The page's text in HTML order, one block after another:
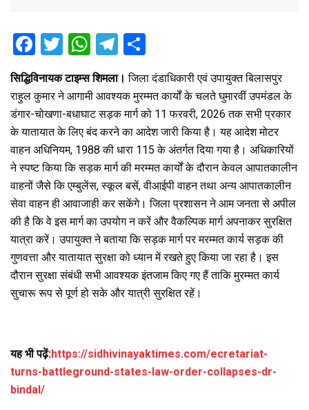
F
a
ce
b
o
o
k
T
tt
er
W
h
at
s
A
p
p
T
el
e
gr
a
m
h
ar
e
सिद्धिविनायक टाइम्स शिमला। जिला दंडाधिकारी एवं उपायुक्त बिलासपुर
राहुल कुमार ने आगामी आवश्यक मुरम्मत कार्यों के चलते घुमारवीं उपमंडल के
डंगार-चोखणा-बधाघाट सड़क मार्ग को 11 फरवरी, 2026 तक सभी प्रकार
के यातायात के लिए बंद करने का आदेश जारी किया है। यह आदेश मोटर
वाहन अधिनियम, 1988 की धारा 115 के अंतर्गत दिया गया है। अधिकारियों
ने स्पष्ट किया कि सड़क मार्ग की मरम्मत कार्यों के दौरान केवल आपातकालीन
वाहनों जैसे कि एम्बुलेंस, स्कूल बसें, वीआईपी वाहन तथा अन्य आपातकालीन
सेवा वाहन ही आवाजाही कर सकेंगे। जिला प्रशासन ने आम जनता से अपील
की है कि वे इस मार्ग का उपयोग न करें और वैकल्पिक मार्ग अपनाकर सुरक्षित
यात्रा करें। उपायुक्त ने बताया कि सड़क मार्ग पर मरम्मत कार्य सड़क की
गुणवत्ता और यातायात सुरक्षा को ध्यान में रखते हुए किया जा रहा है। इस
दौरान सुरक्षा संबंधी सभी आवश्यक इंतजाम किए गए हैं ताकि मुरम्मत कार्य
सुचारू रूप से पूर्ण हो सके और यात्री सुरक्षित रहें।
यह भी पढ़ें:https://sidhivinayaktimes.com/ecretariat-
turns-battleground-states-law-order-collapses-dr-
bindal/